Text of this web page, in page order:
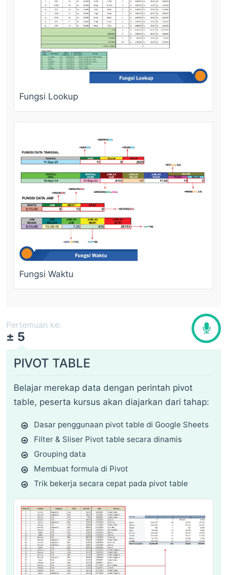
Fungsi Lookup
Fungsi Waktu
Pertemuan ke:
± 5
PIVOT TABLE
Belajar merekap data dengan perintah pivot
table, peserta kursus akan diajarkan dari tahap:
Dasar penggunaan pivot table di Google Sheets
Filter & Sliser Pivot table secara dinamis
Grouping data
Membuat formula di Pivot
Trik bekerja secara cepat pada pivot table